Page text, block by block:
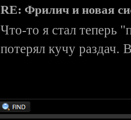
RE: Фрилич и новая
Что-то я стал теперь
потерял кучу раздач.